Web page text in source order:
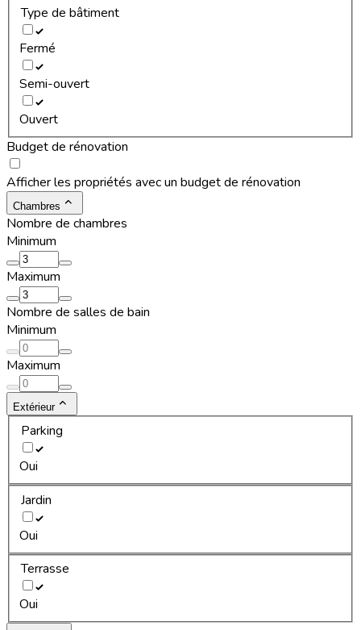
Type de bâtiment
Fermé
Semi-ouvert
Ouvert
Budget de rénovation
Afficher les propriétés avec un budget de rénovation
Chambres
Nombre de chambres
Minimum
Maximum
Nombre de salles de bain
Minimum
Maximum
Extérieur
Parking
Oui
Jardin
Oui
Terrasse
Oui